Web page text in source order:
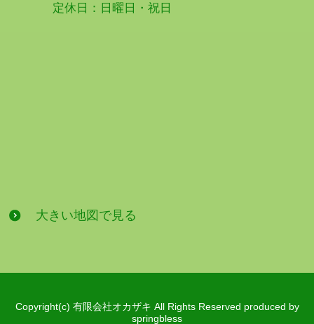
定休日：日曜日・祝日
大きい地図で見る
Copyright(c) 有限会社オカザキ All Rights Reserved produced by
springbless